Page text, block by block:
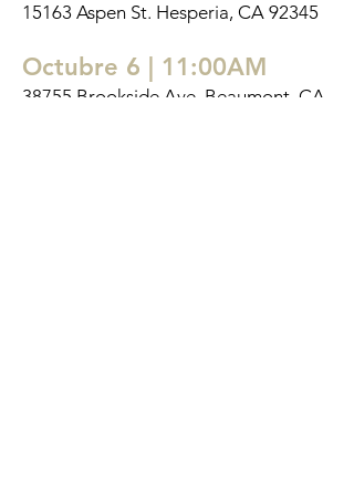
15163 Aspen St. Hesperia, CA 92345
Octubre 6 | 11:00AM
38755 Brookside Ave. Beaumont, CA